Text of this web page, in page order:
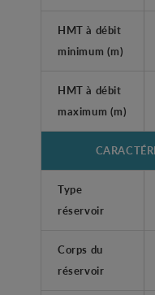
HMT à débit
minimum (m)
HMT à débit
maximum (m)
Type
réservoir
Corps du
réservoir